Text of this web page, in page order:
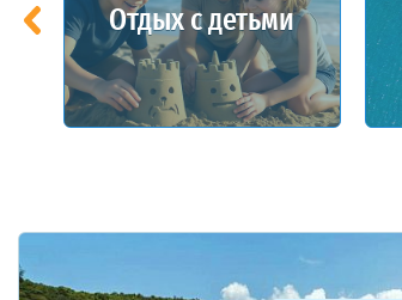
Отдых с детьми